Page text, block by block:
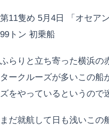
第11隻め 5月4日 「オセア
99トン 初乗船
ふらりと立ち寄った横浜の
タークルーズが多いこの船
ズをやっているというので
まだ就航して日も浅いこの